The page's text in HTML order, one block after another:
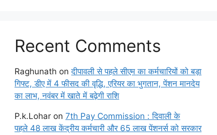
Recent Comments
Raghunath onदीपावली से पहले सीएम का कर्मचारियों को बड़ा
गिफ्ट, डीए में 4 फीसद की वृद्धि, एरियर का भुगतान, पेंशन मानदेय
का लाभ, नवंबर में खाते में बढ़ेगी राशि
P.k.Lohar on 7th Pay Commission : दिवाली के
पहले 48 लाख केंद्रीय कर्मचारी और 65 लाख पेंशनर्स को सरकार